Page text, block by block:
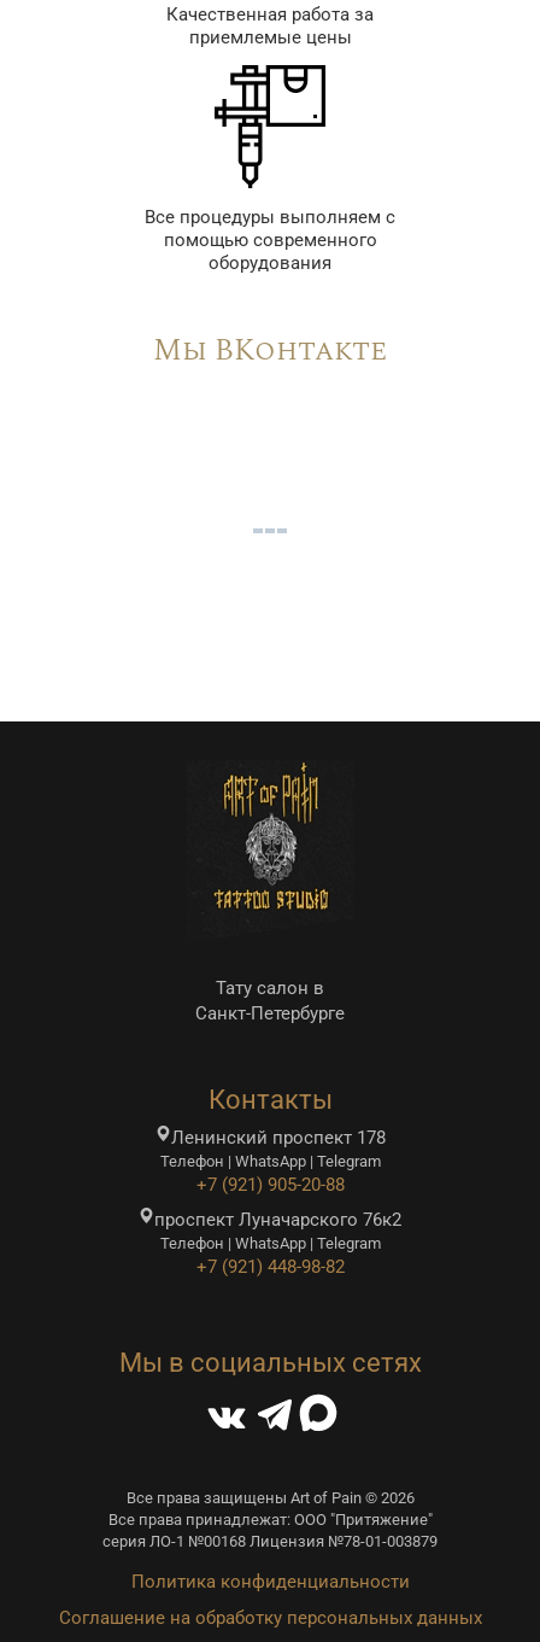
Качественная работа за
приемлемые цены
Все процедуры выполняем с
помощью современного
оборудования
Мы ВКонтакте
Тату салон в
Санкт-Петербурге
Контакты
Ленинский проспект 178
Телефон | WhatsApp | Telegram
+7 (921) 905-20-88
проспект Луначарского 76к2
Телефон | WhatsApp | Telegram
+7 (921) 448-98-82
Мы в социальных сетях
Все права защищены Art of Pain © 2026
Все права принадлежат: ООО "Притяжение"
серия ЛО-1 №00168 Лицензия №78-01-003879
Политика конфиденциальности
Соглашение на обработку персональных данных